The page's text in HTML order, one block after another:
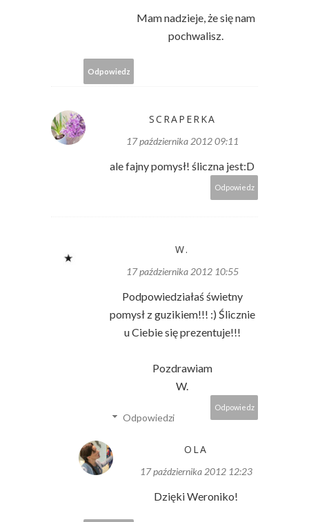
Mam nadzieje, że się nam
pochwalisz.
Odpowiedz
SCRAPERKA
17 października 2012 09:11
ale fajny pomysł! śliczna jest:D
Odpowiedz
W.
17 października 2012 10:55
Podpowiedziałaś świetny
pomysł z guzikiem!!! :) Ślicznie
u Ciebie się prezentuje!!!
Pozdrawiam
W.
Odpowiedz
Odpowiedzi
OLA
17 października 2012 12:23
Dzięki Weroniko!